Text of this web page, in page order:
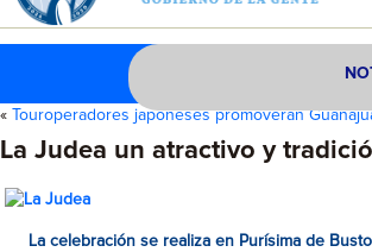
« Touroperadores japoneses promoverán
La Judea un atractivo y
La celebración se realiza en Purísima de